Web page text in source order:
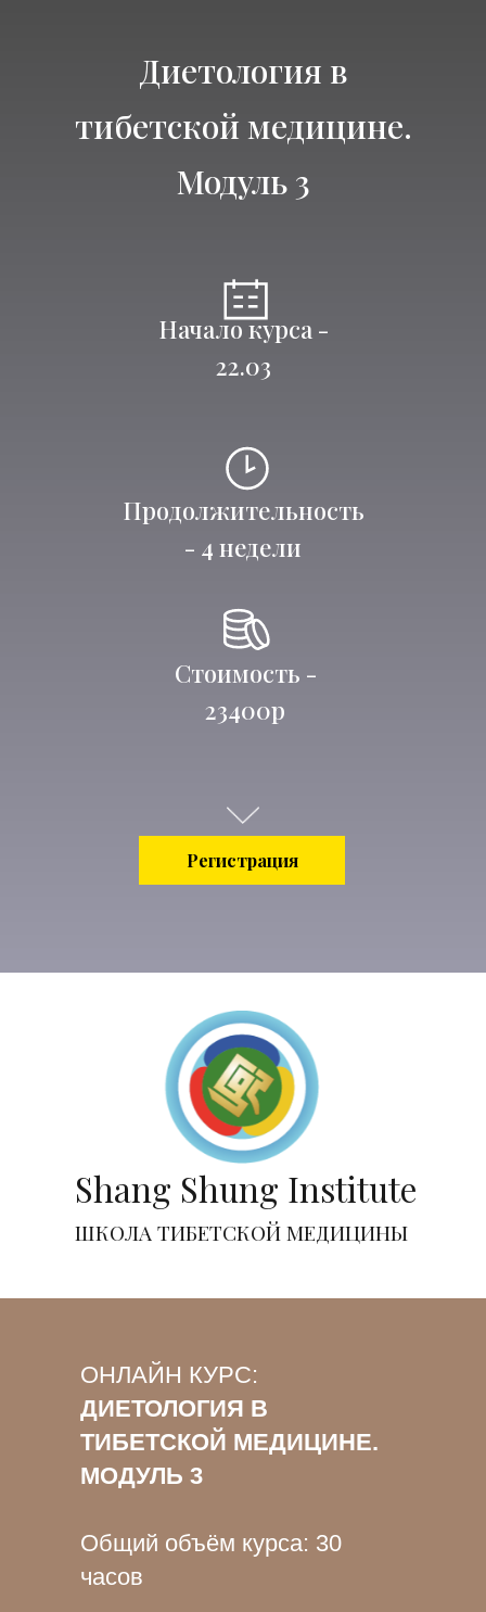
Диетология в
тибетской медицине.
Модуль 3
Регистрация
Начало курса -
22.03
Продолжительность
- 4 недели
Стоимость -
23400р
ШКОЛА ТИБЕТСКОЙ МЕДИЦИНЫ
Shang Shung Institute
ОНЛАЙН КУРС:
ДИЕТОЛОГИЯ В
ТИБЕТСКОЙ МЕДИЦИНЕ.
МОДУЛЬ 3
Общий объём курса: 30
часов